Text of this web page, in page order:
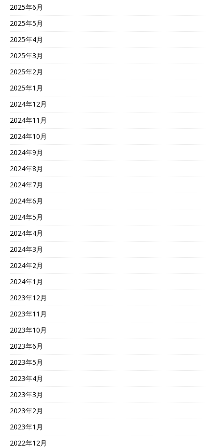
2025年6月
2025年5月
2025年4月
2025年3月
2025年2月
2025年1月
2024年12月
2024年11月
2024年10月
2024年9月
2024年8月
2024年7月
2024年6月
2024年5月
2024年4月
2024年3月
2024年2月
2024年1月
2023年12月
2023年11月
2023年10月
2023年6月
2023年5月
2023年4月
2023年3月
2023年2月
2023年1月
2022年12月